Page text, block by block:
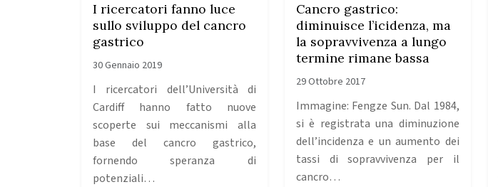
I ricercatori fanno luce
sullo sviluppo del cancro
gastrico
30 Gennaio 2019
I ricercatori dell’Università di
Cardiff hanno fatto nuove
scoperte sui meccanismi alla
base del cancro gastrico,
fornendo speranza di
potenziali…
Cancro gastrico:
diminuisce l’icidenza, ma
la sopravvivenza a lungo
termine rimane bassa
29 Ottobre 2017
Immagine: Fengze Sun. Dal 1984,
si è registrata una diminuzione
dell’incidenza e un aumento dei
tassi di sopravvivenza per il
cancro…